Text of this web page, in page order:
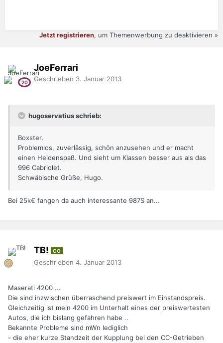
Jetzt registrieren, um Themenwerbung zu deaktivieren »
JoeFerrari
Geschrieben 3. Januar 2013
hugoservatius schrieb:
Boxster.
Problemlos, zuverlässig, schön anzusehen und er macht
einen Heidenspaß. Und sieht um Klassen besser aus als das
996 Cabriolet.
Schwäbische Grüße, Hugo.
Bei 25k€ fangen da auch interessante 987S an...
TB! CO
Geschrieben 4. Januar 2013
Maserati 4200 ...
Die sind inzwischen überraschend preiswert im Einstandspreis.
Gleichzeitig ist mein 4200 im Unterhalt eines der preiswertesten
Autos, die ich bislang gefahren habe ..
Bekannte Probleme sind mWn lediglich
- die eher kurze Standzeit der Kupplung bei den CC-Getrieben